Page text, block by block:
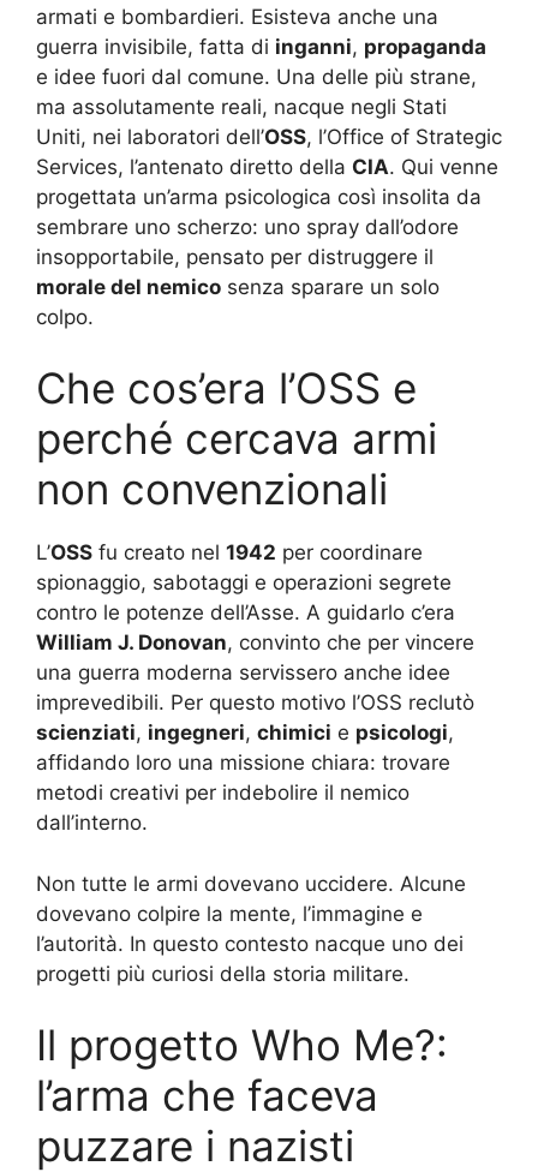
armati e bombardieri. Esisteva anche una
guerra invisibile, fatta di inganni, propaganda
e idee fuori dal comune. Una delle più strane,
ma assolutamente reali, nacque negli Stati
Uniti, nei laboratori dell’OSS, l’Office of Strategic
Services, l’antenato diretto della CIA. Qui venne
progettata un’arma psicologica così insolita da
sembrare uno scherzo: uno spray dall’odore
insopportabile, pensato per distruggere il
morale del nemico senza sparare un solo
colpo.
Che cos’era l’OSS e
perché cercava armi
non convenzionali
L’OSS fu creato nel 1942 per coordinare
spionaggio, sabotaggi e operazioni segrete
contro le potenze dell’Asse. A guidarlo c’era
William J. Donovan, convinto che per vincere
una guerra moderna servissero anche idee
imprevedibili. Per questo motivo l’OSS reclutò
scienziati, ingegneri, chimici e psicologi,
affidando loro una missione chiara: trovare
metodi creativi per indebolire il nemico
dall’interno.
Non tutte le armi dovevano uccidere. Alcune
dovevano colpire la mente, l’immagine e
l’autorità. In questo contesto nacque uno dei
progetti più curiosi della storia militare.
Il progetto Who Me?:
l’arma che faceva
puzzare i nazisti